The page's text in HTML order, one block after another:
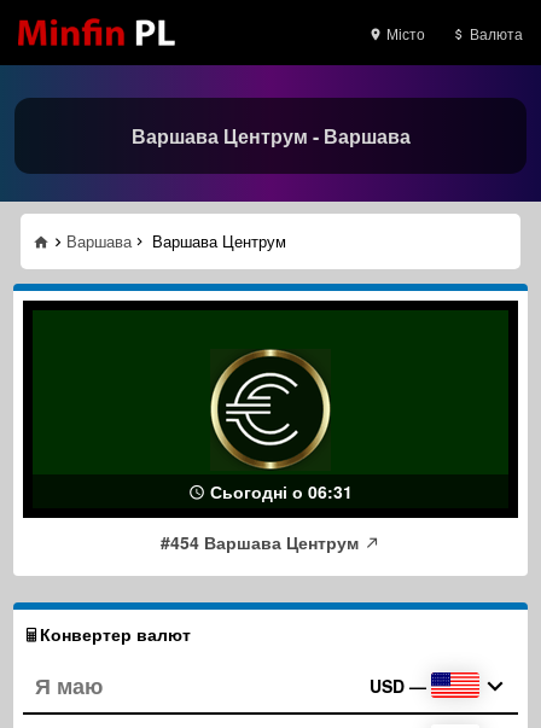
Місто Валюта
Варшава Центрум - Варшава
Варшава Варшава Центрум
Сьогодні о 06:31
#454 Варшава Центрум
Конвертер валют
USD —